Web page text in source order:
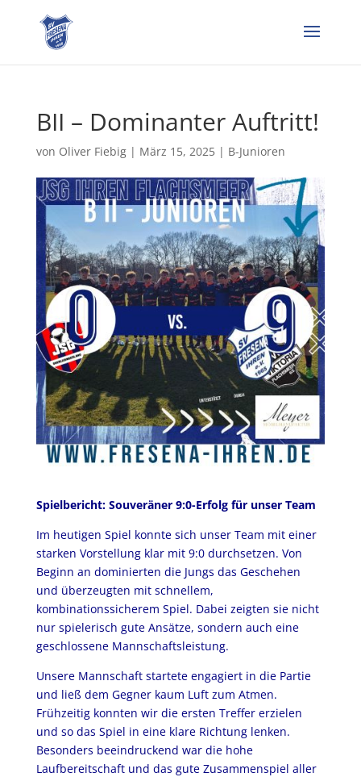
BII – Dominanter Auftritt!
von Oliver Fiebig| März 15, 2025| B-Junioren
Spielbericht: Souveräner 9:0-Erfolg für unser Team
Im heutigen Spiel konnte sich unser Team mit einer
starken Vorstellung klar mit 9:0 durchsetzen. Von
Beginn an dominierten die Jungs das Geschehen
und überzeugten mit schnellem,
kombinationssicherem Spiel. Dabei zeigten sie nicht
nur spielerisch gute Ansätze, sondern auch eine
geschlossene Mannschaftsleistung.
Unsere Mannschaft startete engagiert in die Partie
und ließ dem Gegner kaum Luft zum Atmen.
Frühzeitig konnten wir die ersten Treffer erzielen
und so das Spiel in eine klare Richtung lenken.
Besonders beeindruckend war die hohe
Laufbereitschaft und das gute Zusammenspiel aller